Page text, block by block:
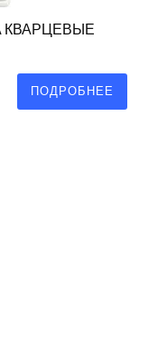
КВАРЦЕВЫЕ
ПОДРОБНЕЕ